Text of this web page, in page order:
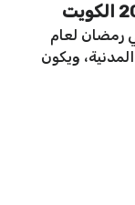
رمضان لعام
ويكون